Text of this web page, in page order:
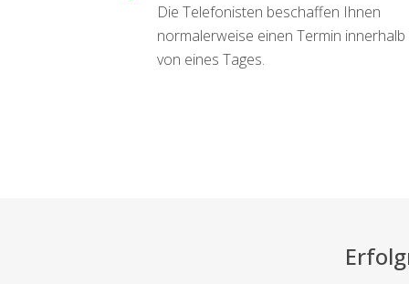
Die Telefonisten beschaffen Ihnen
normalerweise einen Termin innerhalb
von eines Tages.